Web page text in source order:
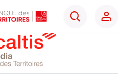
Rechercher